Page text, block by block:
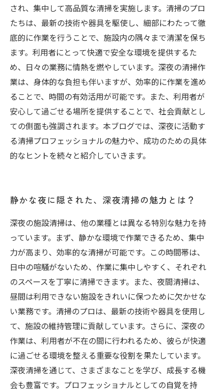
され、集中して高品質な清掃を実施します。清掃のプロ
たちは、最新の技術や器具を駆使し、細部にわたって徹
底的に作業を行うことで、施設内の隅々まで清潔を保ち
ます。利用者にとって快適で安全な環境を提供するた
め、日々の業務に情熱を燃やしています。深夜の清掃作
業は、身体的な負担も伴いますが、効率的に作業を進め
ることで、時間の有効活用が可能です。また、利用者が
安心して過ごせる場所を提供することで、社会貢献とし
ての側面も強調されます。本ブログでは、深夜に活動す
る清掃プロフェッショナルの魅力や、成功のための具体
的なヒントを続々と紹介していきます。
静かな夜に隠された、深夜清掃の魅力とは？
深夜の施設清掃は、他の業種とは異なる特別な魅力を持
っています。まず、静かな環境で作業できるため、集中
力が高まり、効率的な清掃が可能です。この時間帯は、
日中の喧騒がないため、作業に集中しやすく、それぞれ
のスペースを丁寧に清掃できます。また、夜間清掃は、
昼間は利用できない施設をきれいに保つために欠かせな
い業務です。清掃のプロは、最新の技術や器具を使用し
て、施設の維持管理に貢献しています。さらに、深夜の
作業は、利用者が不在の間に行われるため、彼らが快適
に過ごせる環境を整える重要な役割を果たしています。
深夜清掃を通じて、さまざまなことを学び、成長する機
会も豊富です。プロフェッショナルとしての自覚を持